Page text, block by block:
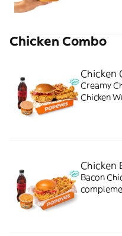
Chicken Combo
Chicken
Creamy
Chicken
Chicken
Bacon
Nuggets.